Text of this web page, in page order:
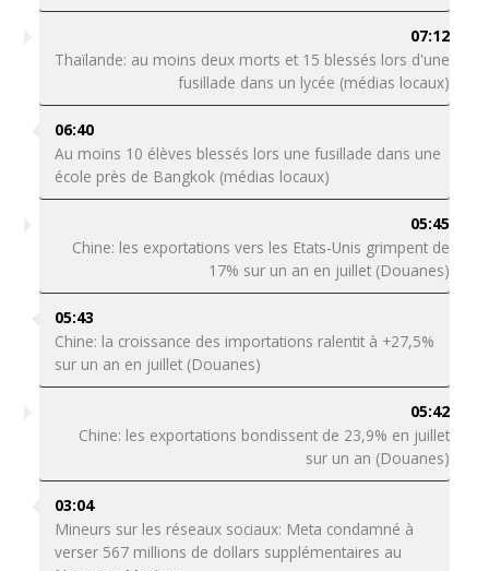
07:12
Thaïlande: au moins deux morts et 15 blessés lors d'une
fusillade dans un lycée (médias locaux)
06:40
Au moins 10 élèves blessés lors une fusillade dans une
école près de Bangkok (médias locaux)
05:45
Chine: les exportations vers les Etats-Unis grimpent de
17% sur un an en juillet (Douanes)
05:43
Chine: la croissance des importations ralentit à +27,5%
sur un an en juillet (Douanes)
05:42
Chine: les exportations bondissent de 23,9% en juillet
sur un an (Douanes)
03:04
Mineurs sur les réseaux sociaux: Meta condamné à
verser 567 millions de dollars supplémentaires au